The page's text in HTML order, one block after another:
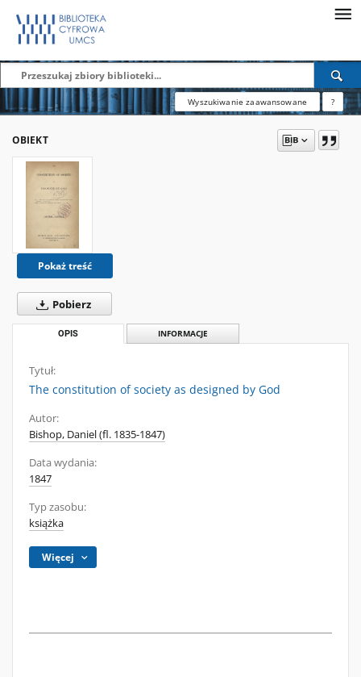
Wyszukiwanie zaawansowane ?
OBIEKT
Pokaż treść
Pobierz
OPIS INFORMACJE
Tytuł:
The constitution of society as designed by God
Autor:
Bishop, Daniel (fl. 1835-1847)
Data wydania:
1847
Typ zasobu:
książka
Więcej